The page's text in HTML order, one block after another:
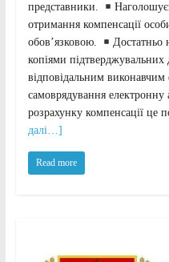
представники.
отримання компенсації
обов’язковою.
Достатньо
копіями підтверджувальних
відповідальним виконавчим
самоврядування електронну
розрахунку компенсації це
далі…]
Read more